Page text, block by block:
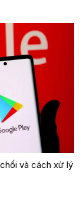
và cách xử lý